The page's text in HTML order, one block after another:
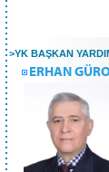
>YK BAŞKAN
ERHAN